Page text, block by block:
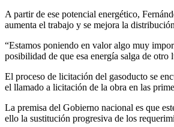
A partir de ese potencial energético,
aumenta el trabajo y se mejora la
“Estamos poniendo en valor algo muy
posibilidad de que esa energía salga de otro
El proceso de licitación del gasoducto se
el llamado a licitación de la obra en las
La premisa del Gobierno nacional es que
ello la sustitución progresiva de los